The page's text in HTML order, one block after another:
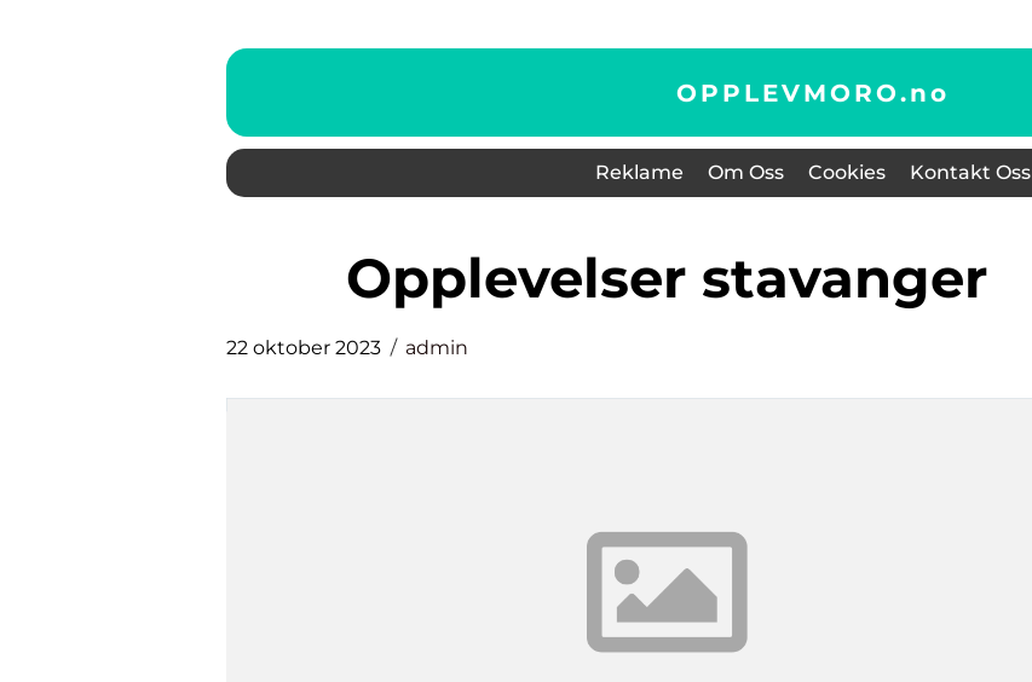
OPPLEVMORO.no
Reklame Om Oss Cookies Kontakt Oss
opplevelser stavanger
22 oktober 2023 admin